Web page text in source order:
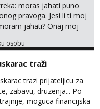
moras jahati puno
pravoga. Jesi li ti moj
jahati? Onaj moj
mi se tamo....
osobu
traži
trazi prijateljicu za
zabavu, druzenja... Po
moguca financijska